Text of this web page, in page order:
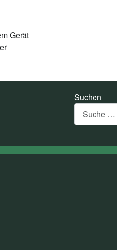
Gerät
Suchen